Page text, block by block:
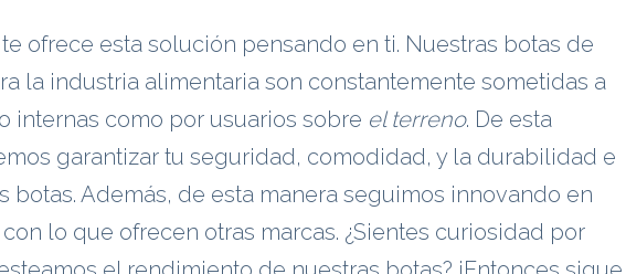
ofrece esta solución pensando en ti. Nuestras botas de
la industria alimentaria son constantemente sometidas a
internas como por usuarios sobre el terreno. De esta
garantizar tu seguridad, comodidad, y la durabilidad e
botas. Además, de esta manera seguimos innovando en
lo que ofrecen otras marcas. ¿Sientes curiosidad por